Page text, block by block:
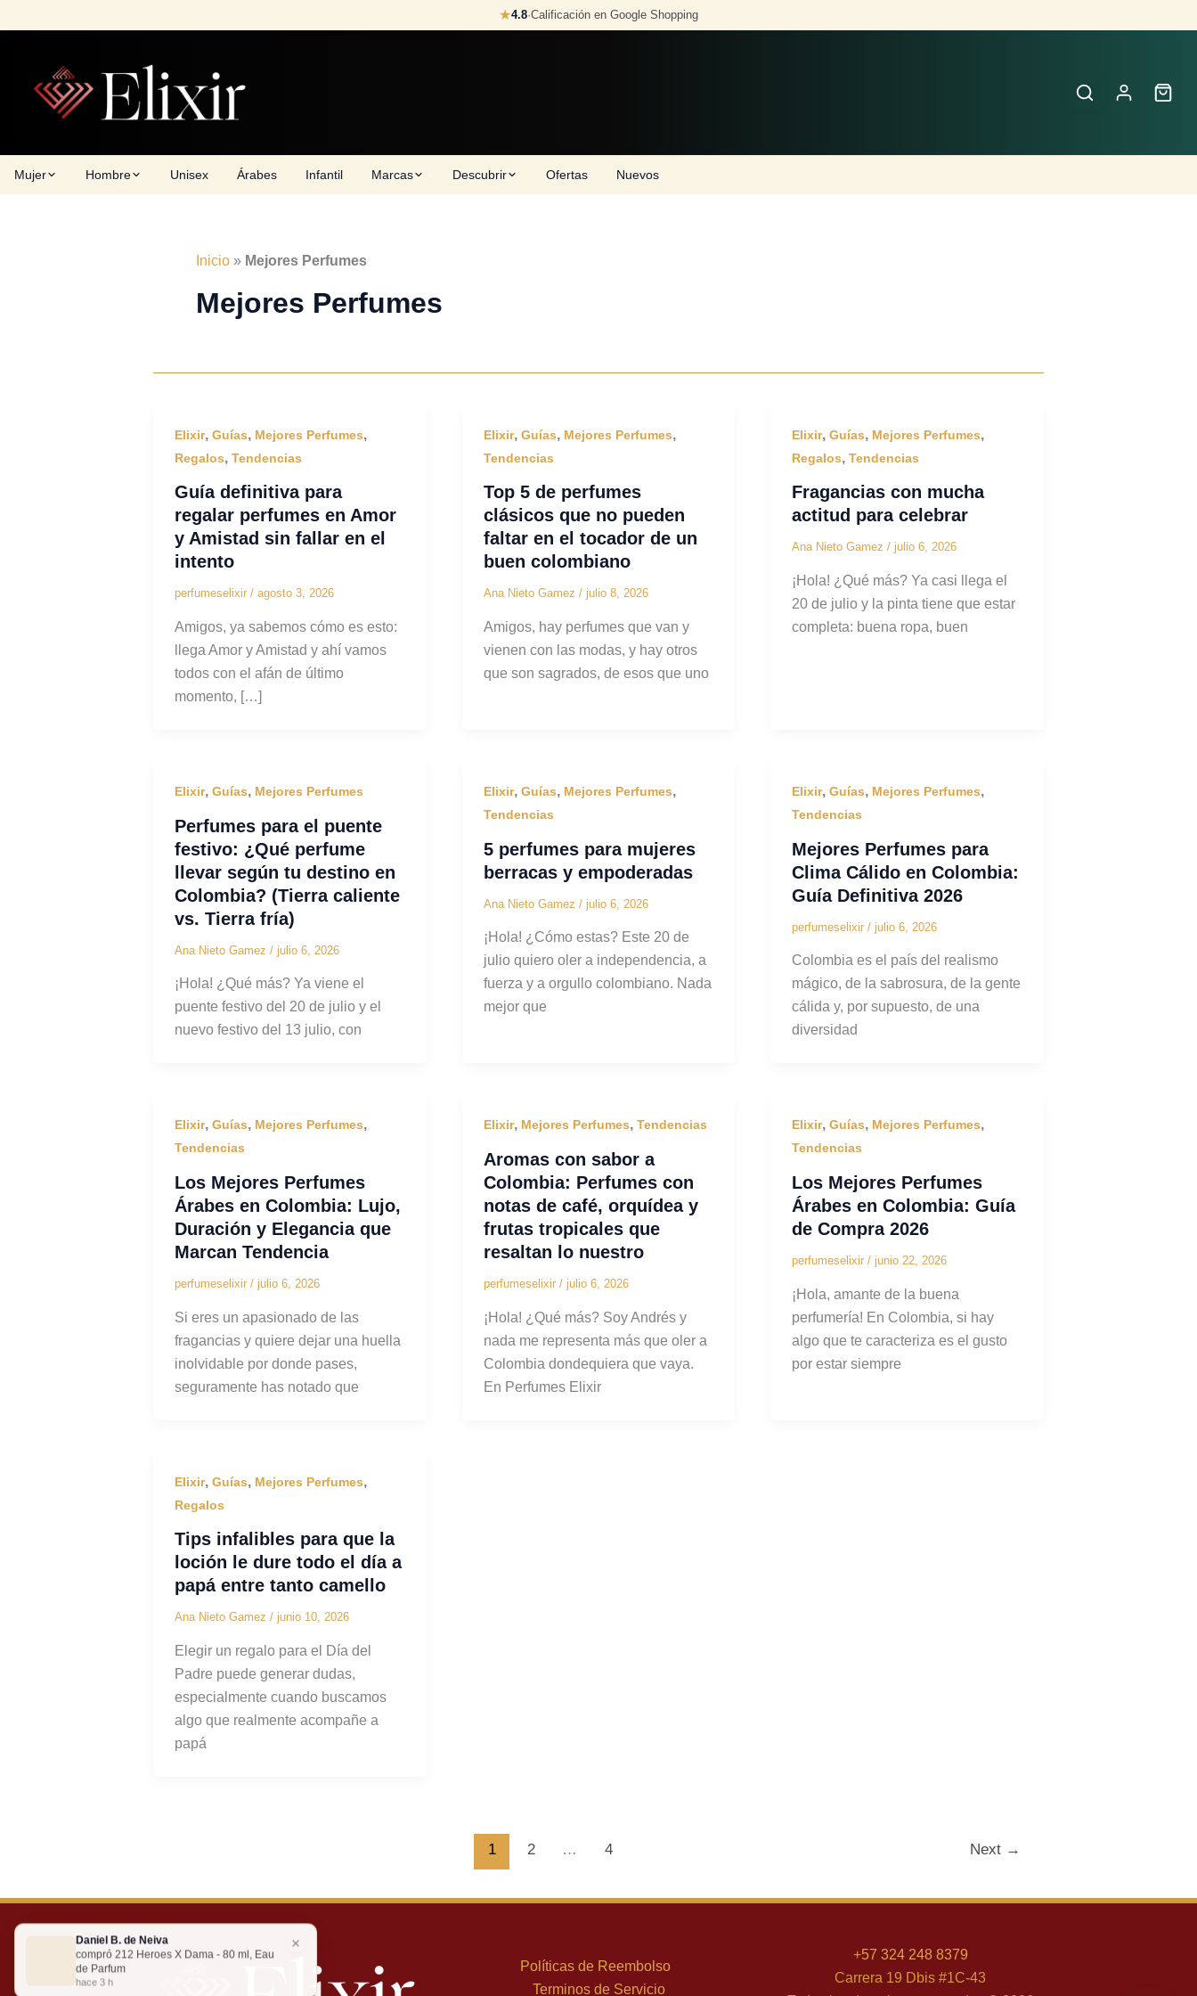
to
★4.8·Calificación en Google Shopping
Mujer Hombre Unisex Árabes Infantil Marcas Descubrir Ofertas Nuevos
Inicio » Mejores Perfumes
Mejores Perfumes
Elixir, Guías, Mejores Perfumes,
Regalos, Tendencias
Guía definitiva para
regalar perfumes en Amor
y Amistad sin fallar en el
intento
perfumeselixir / agosto 3, 2026
Amigos, ya sabemos cómo es esto:
llega Amor y Amistad y ahí vamos
todos con el afán de último
momento, […]
Elixir, Guías, Mejores Perfumes,
Tendencias
Top 5 de perfumes
clásicos que no pueden
faltar en el tocador de un
buen colombiano
Ana Nieto Gamez / julio 8, 2026
Amigos, hay perfumes que van y
vienen con las modas, y hay otros
que son sagrados, de esos que uno
Elixir,Guías, Mejores Perfumes,
Regalos,Tendencias
Fragancias con mucha
actitud para celebrar
Ana Nieto Gamez/ julio 6, 2026
¡Hola! ¿Qué más? Ya casi llega el
20 de julio y la pinta tiene que estar
completa: buena ropa, buen
Elixir, Guías, Mejores Perfumes
Perfumes para el puente
festivo: ¿Qué perfume
llevar según tu destino en
Colombia? (Tierra caliente
vs. Tierra fría)
Ana Nieto Gamez / julio 6, 2026
¡Hola! ¿Qué más? Ya viene el
puente festivo del 20 de julio y el
nuevo festivo del 13 julio, con
Elixir, Guías, Mejores Perfumes,
Tendencias
5 perfumes para mujeres
berracas y empoderadas
Ana Nieto Gamez / julio 6, 2026
¡Hola! ¿Cómo estas? Este 20 de
julio quiero oler a independencia, a
fuerza y a orgullo colombiano. Nada
mejor que
Elixir,Guías, Mejores Perfumes,
Tendencias
Mejores Perfumes para
Clima Cálido en Colombia:
Guía Definitiva 2026
perfumeselixir/ julio 6, 2026
Colombia es el país del realismo
mágico, de la sabrosura, de la gente
cálida y, por supuesto, de una
diversidad
Elixir, Guías, Mejores Perfumes,
Tendencias
Los Mejores Perfumes
Árabes en Colombia: Lujo,
Duración y Elegancia que
Marcan Tendencia
perfumeselixir / julio 6, 2026
Si eres un apasionado de las
fragancias y quiere dejar una huella
inolvidable por donde pases,
seguramente has notado que
Elixir, Mejores Perfumes, Tendencias
Aromas con sabor a
Colombia: Perfumes con
notas de café, orquídea y
frutas tropicales que
resaltan lo nuestro
perfumeselixir / julio 6, 2026
¡Hola! ¿Qué más? Soy Andrés y
nada me representa más que oler a
Colombia dondequiera que vaya.
En Perfumes Elixir
Elixir,Guías, Mejores Perfumes,
Tendencias
Los Mejores Perfumes
Árabes en Colombia: Guía
de Compra 2026
perfumeselixir/ junio 22, 2026
¡Hola, amante de la buena
perfumería! En Colombia, si hay
algo que te caracteriza es el gusto
por estar siempre
Elixir, Guías, Mejores Perfumes,
Regalos
Tips infalibles para que la
loción le dure todo el día a
papá entre tanto camello
Ana Nieto Gamez / junio 10, 2026
Elegir un regalo para el Día del
Padre puede generar dudas,
especialmente cuando buscamos
algo que realmente acompañe a
papá
1 2 … 4 Next →
Políticas de Reembolso
Terminos de Servicio
+57 324 248 8379
Carrera 19 Dbis #1C-43
Daniel B. de Neiva
compró 212 Heroes X Dama - 80 ml, Eau
de Parfum
hace 3 h
×